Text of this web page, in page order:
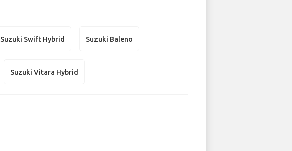
Suzuki Swift Hybrid Suzuki Baleno
Suzuki Vitara Hybrid